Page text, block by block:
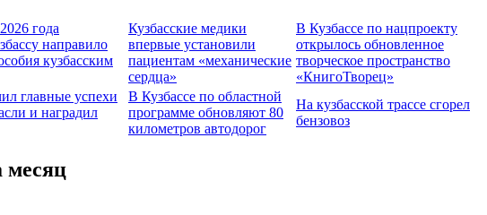
года
направило
кузбасским
Кузбасские медики
впервые установили
пациентам «механические
сердца»
В Кузбассе по нацпроекту
открылось обновленное
творческое пространство
«КнигоТворец»
главные успехи
и наградил
В Кузбассе по областной
программе обновляют 80
километров автодорог
На кузбасской трассе сгорел
бензовоз
месяц